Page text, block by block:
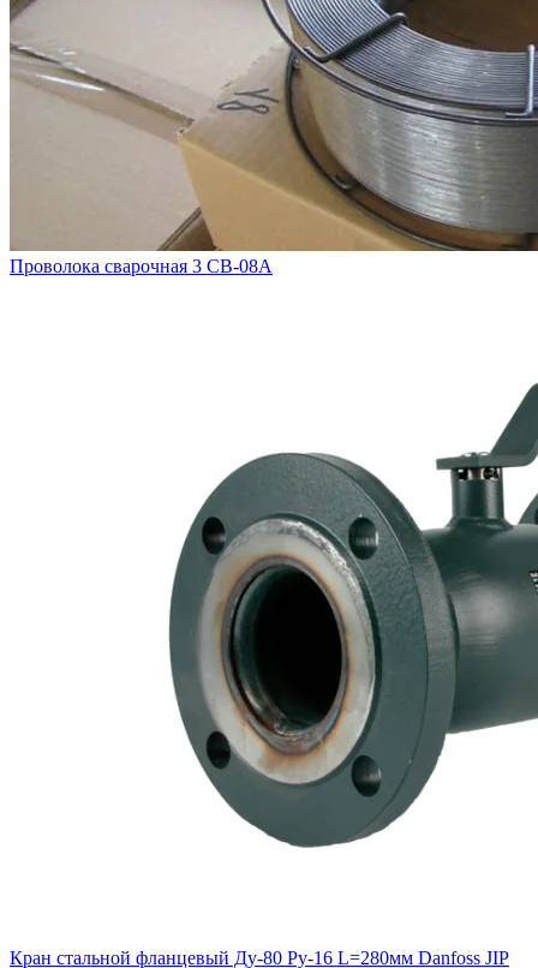
Проволока сварочная 3 СВ-08А
Кран стальной фланцевый Ду-80 Ру-16 L=280мм Danfoss JIP